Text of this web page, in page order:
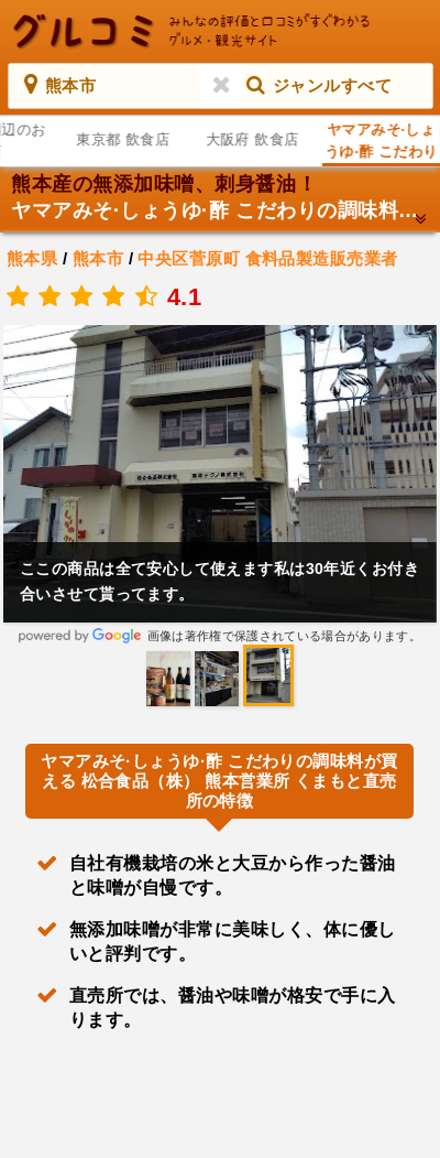
熊本市 ジャンルすべて
のお
東京都 飲食店 大阪府 飲食店
ヤマアみそ·しょ
うゆ·酢 こだわり
の調味料が買え
る 松合食品
（株） 熊本営業
所 くまもと直売
所
熊本産の無添加味噌、刺身醤油！
ヤマアみそ·しょうゆ·酢 こだわりの調味料が買える 松合食品（株） 熊本営業所 くまもと直売所
熊本県 / 熊本市 /中央区菅原町 食料品製造販売業者
4.1
ここの商品は全て安心して使えます私は30年近くお付き
合いさせて貰ってます。
画像は著作権で保護されている場合があります。
ヤマアみそ·しょうゆ·酢 こだわりの調味料が買
える 松合食品（株） 熊本営業所 くまもと直売
所の特徴
自社有機栽培の米と大豆から作った醤油
と味噌が自慢です。
無添加味噌が非常に美味しく、体に優し
いと評判です。
直売所では、醤油や味噌が格安で手に入
ります。